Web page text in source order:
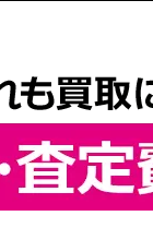
1-046】
】
KJ8-1-020】